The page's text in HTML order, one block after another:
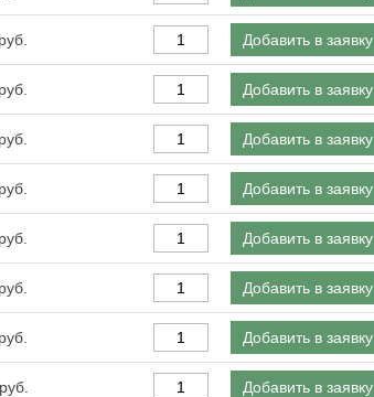
Добавить в заявку
Добавить в заявку
Добавить в заявку
Добавить в заявку
Добавить в заявку
Добавить в заявку
Добавить в заявку
Добавить в заявку